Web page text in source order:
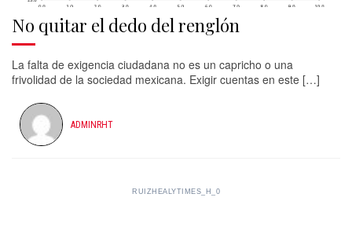
No quitar el dedo del renglón
La falta de exigencia ciudadana no es un capricho o una
frivolidad de la sociedad mexicana. Exigir cuentas en este […]
ADMINRHT
RUIZHEALYTIMES_H_0